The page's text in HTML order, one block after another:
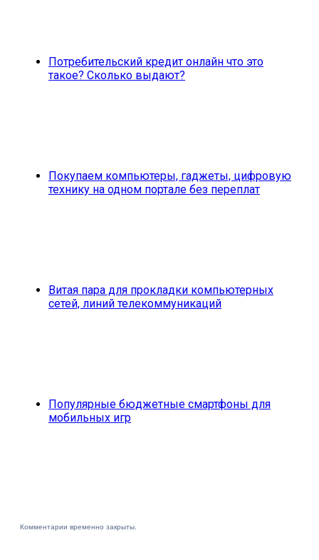
Потребительский кредит онлайн что это
такое? Сколько выдают?
Покупаем компьютеры, гаджеты, цифровую
технику на одном портале без переплат
Витая пара для прокладки компьютерных
сетей, линий телекоммуникаций
Популярные бюджетные смартфоны для
мобильных игр
Комментарии временно закрыты.